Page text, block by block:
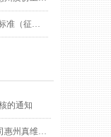
关于召开《职工五小创新赛事活动 实施指南》团体标准（征求意见稿）研讨会的邀请函
的通知
会员风采 | 会员单位——旭日商贸（中国）有限公司惠州真维斯电贸分公司